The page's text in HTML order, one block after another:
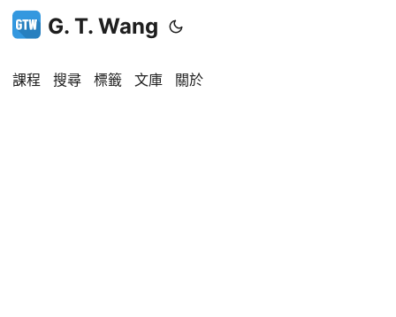
G. T. Wang
課程 搜尋 標籤 文庫 關於